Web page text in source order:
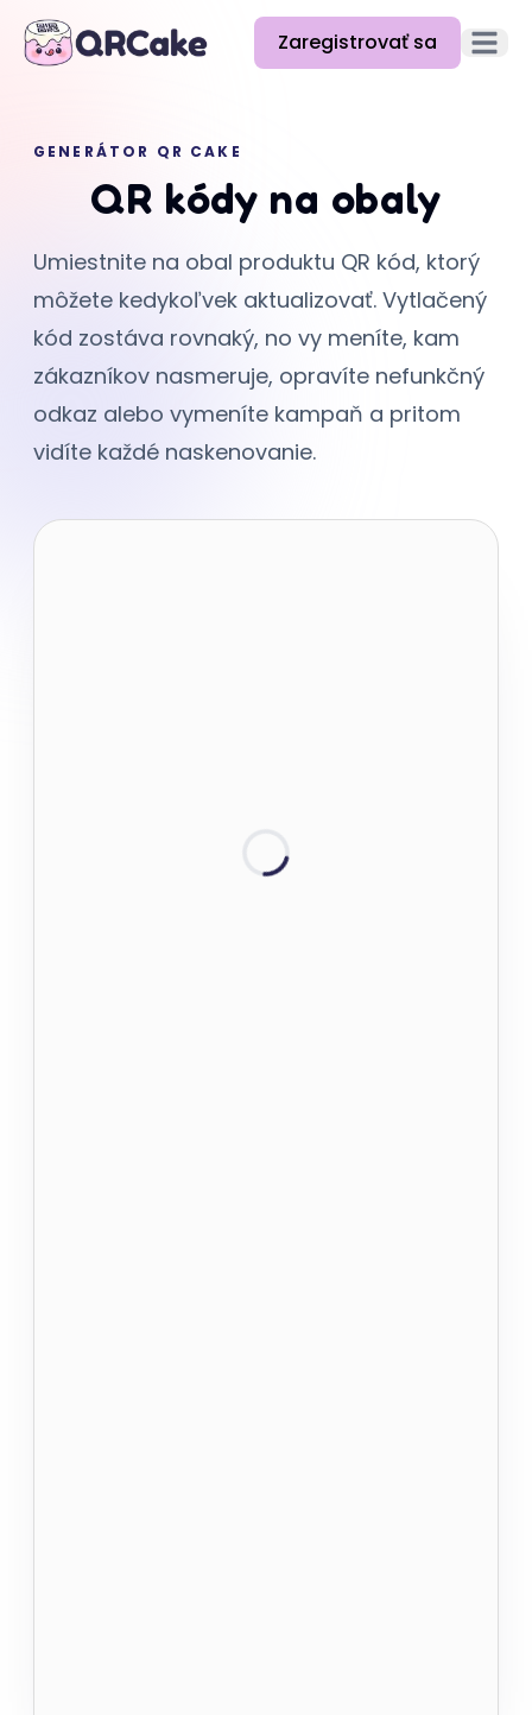
Zaregistrovať sa
Cenník
Dokumentácia
Pomoc
API
GENERÁTOR QR CAKE
QR kódy na obaly
Umiestnite na obal produktu QR kód, ktorý
môžete kedykoľvek aktualizovať. Vytlačený
kód zostáva rovnaký, no vy meníte, kam
zákazníkov nasmeruje, opravíte nefunkčný
odkaz alebo vymeníte kampaň a pritom
vidíte každé naskenovanie.